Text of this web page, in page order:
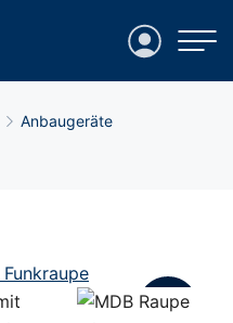
Login
Anbaugeräte